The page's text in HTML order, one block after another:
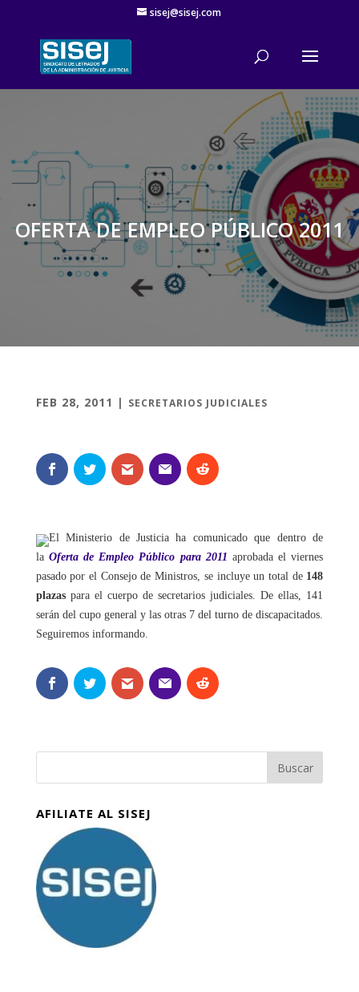
sisej@sisej.com
'
OFERTA DE EMPLEO PÚBLICO 2011
FEB 28, 2011 | SECRETARIOS JUDICIALES
El Ministerio de Justicia ha comunicado que dentro de
la Oferta de Empleo Público para 2011 aprobada el viernes
pasado por el Consejo de Ministros, se incluye un total de 148
plazaspara el cuerpo de secretarios judiciales. De ellas, 141
serán del cupo general y las otras 7 del turno de discapacitados.
Seguiremos informando.
AFILIATE AL SISEJ